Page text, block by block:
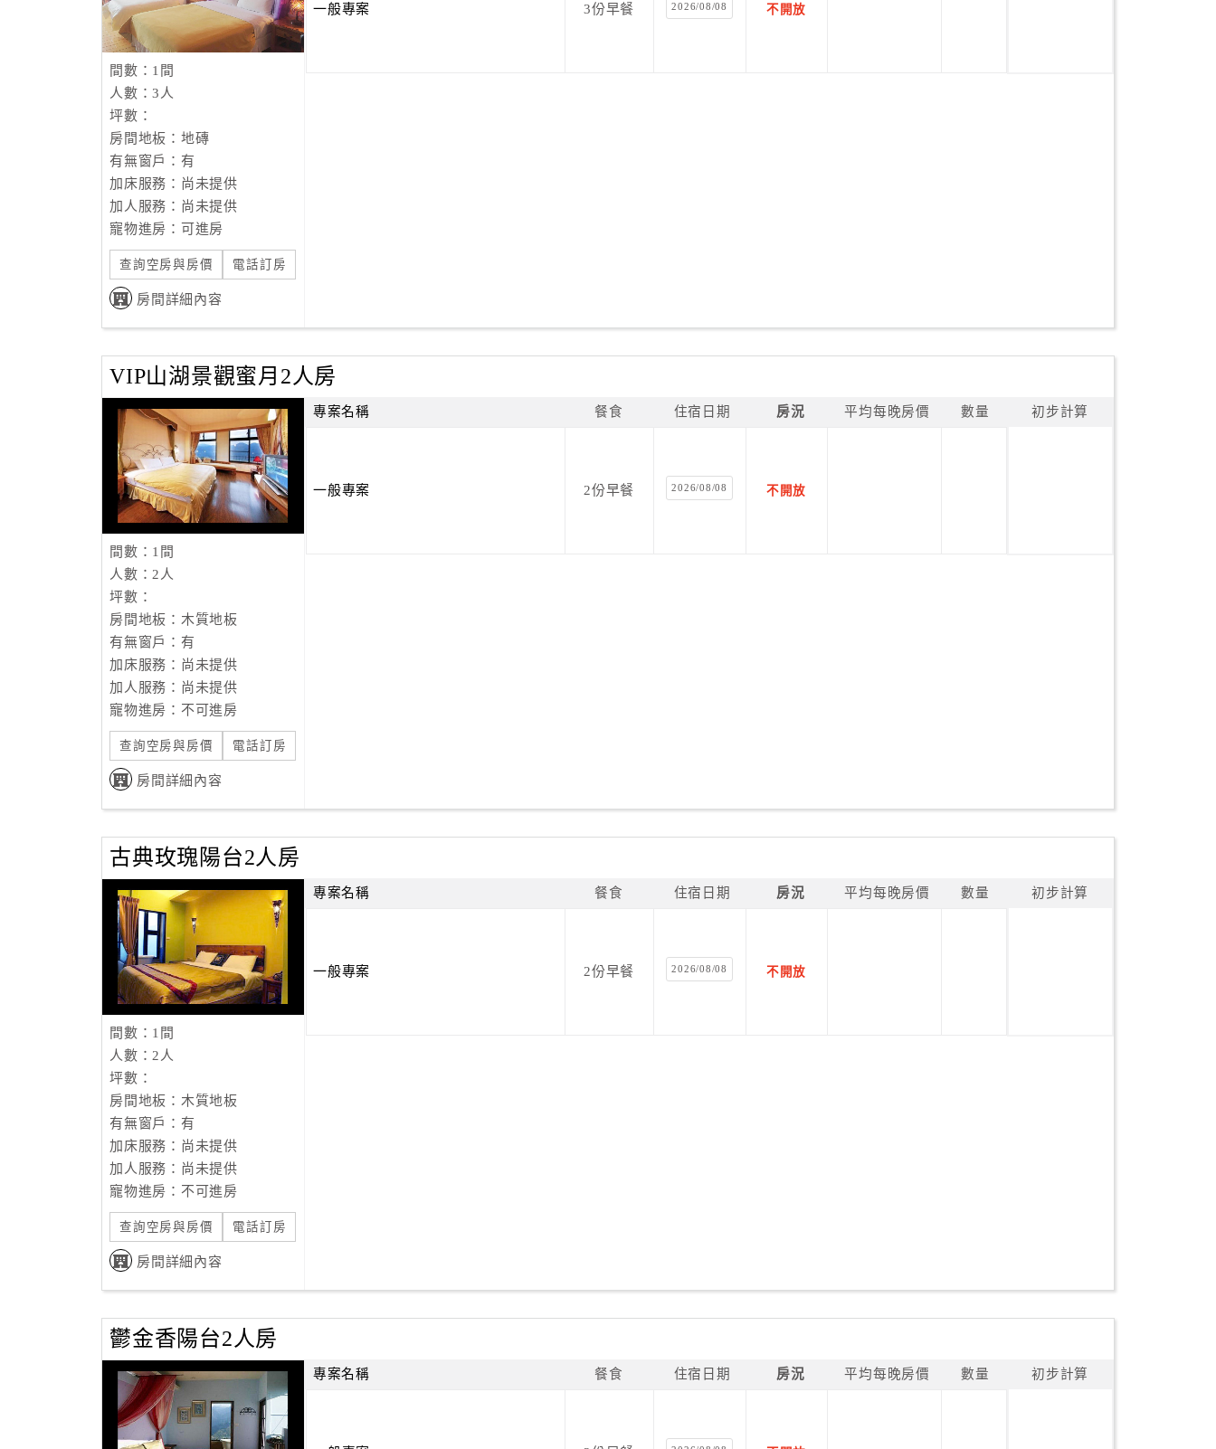
美好的清境 與你一起分享
瑪格麗特花園 生生不息
間數：1間
人數：3人
坪數：
房間地板：地磚
有無窗戶：有
加床服務：尚未提供
加人服務：尚未提供
寵物進房：可進房
查詢空房與房價 電話訂房
房間詳細內容
一般專案 3份早餐 2026/08/08 不開放
VIP山湖景觀蜜月2人房
間數：1間
人數：2人
坪數：
房間地板：木質地板
有無窗戶：有
加床服務：尚未提供
加人服務：尚未提供
寵物進房：不可進房
查詢空房與房價 電話訂房
房間詳細內容
專案名稱 餐食 住宿日期 房況 平均每晚房價 數量 初步計算
一般專案 2份早餐 2026/08/08 不開放
古典玫瑰陽台2人房
間數：1間
人數：2人
坪數：
房間地板：木質地板
有無窗戶：有
加床服務：尚未提供
加人服務：尚未提供
寵物進房：不可進房
查詢空房與房價 電話訂房
房間詳細內容
專案名稱 餐食 住宿日期 房況 平均每晚房價 數量 初步計算
一般專案 2份早餐 2026/08/08 不開放
鬱金香陽台2人房
專案名稱 餐食 住宿日期 房況 平均每晚房價 數量 初步計算